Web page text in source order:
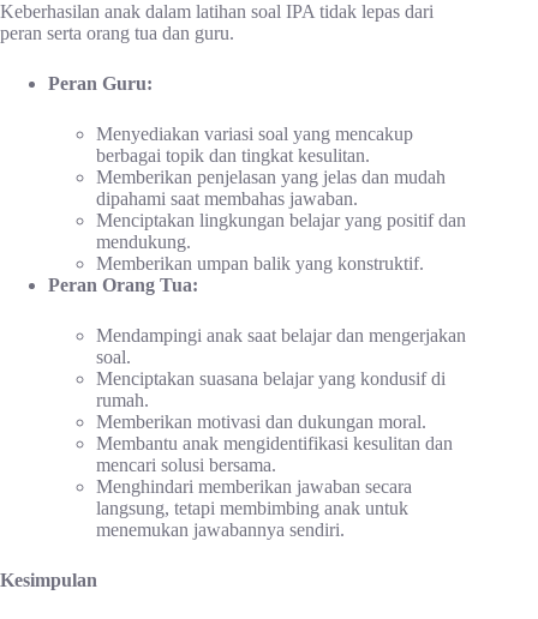
Keberhasilan anak dalam latihan soal IPA tidak lepas dari
peran serta orang tua dan guru.
Peran Guru:
Menyediakan variasi soal yang mencakup
berbagai topik dan tingkat kesulitan.
Memberikan penjelasan yang jelas dan mudah
dipahami saat membahas jawaban.
Menciptakan lingkungan belajar yang positif dan
mendukung.
Memberikan umpan balik yang konstruktif.
Peran Orang Tua:
Mendampingi anak saat belajar dan mengerjakan
soal.
Menciptakan suasana belajar yang kondusif di
rumah.
Memberikan motivasi dan dukungan moral.
Membantu anak mengidentifikasi kesulitan dan
mencari solusi bersama.
Menghindari memberikan jawaban secara
langsung, tetapi membimbing anak untuk
menemukan jawabannya sendiri.
Kesimpulan